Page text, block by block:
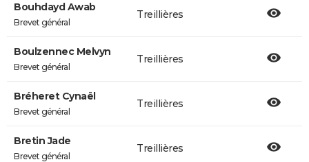
Bouhdayd Awab
Brevet général
Treillières
Boulzennec Melvyn
Brevet général
Treillières
Bréheret Cynaël
Brevet général
Treillières
Bretin Jade
Brevet général
Treillières